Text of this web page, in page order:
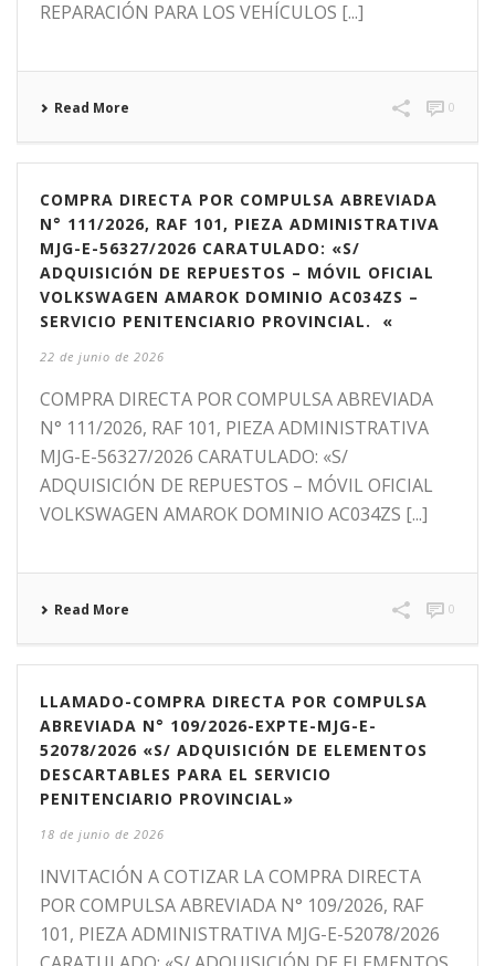
REPARACIÓN PARA LOS VEHÍCULOS [...]
Read More 0
COMPRA DIRECTA POR COMPULSA ABREVIADA
N° 111/2026, RAF 101, PIEZA ADMINISTRATIVA
MJG-E-56327/2026 CARATULADO: «S/
ADQUISICIÓN DE REPUESTOS – MÓVIL OFICIAL
VOLKSWAGEN AMAROK DOMINIO AC034ZS –
SERVICIO PENITENCIARIO PROVINCIAL. «
22 de junio de 2026
COMPRA DIRECTA POR COMPULSA ABREVIADA
N° 111/2026, RAF 101, PIEZA ADMINISTRATIVA
MJG-E-56327/2026 CARATULADO: «S/
ADQUISICIÓN DE REPUESTOS – MÓVIL OFICIAL
VOLKSWAGEN AMAROK DOMINIO AC034ZS [...]
Read More 0
LLAMADO-COMPRA DIRECTA POR COMPULSA
ABREVIADA N° 109/2026-EXPTE-MJG-E-
52078/2026 «S/ ADQUISICIÓN DE ELEMENTOS
DESCARTABLES PARA EL SERVICIO
PENITENCIARIO PROVINCIAL»
18 de junio de 2026
INVITACIÓN A COTIZAR LA COMPRA DIRECTA
POR COMPULSA ABREVIADA N° 109/2026, RAF
101, PIEZA ADMINISTRATIVA MJG-E-52078/2026